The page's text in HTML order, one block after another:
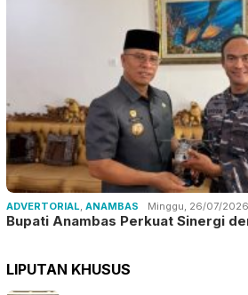
ADVERTORIAL, ANAMBAS Minggu, 26/07/
Bupati Anambas Perkuat Sinergi
LIPUTAN KHUSUS